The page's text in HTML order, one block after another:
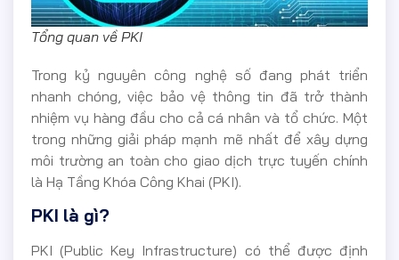
Tổng quan về PKI
Trong kỷ nguyên công nghệ số đang phát triển
nhanh chóng, việc bảo vệ thông tin đã trở thành
nhiệm vụ hàng đầu cho cả cá nhân và tổ chức. Một
trong những giải pháp mạnh mẽ nhất để xây dựng
môi trường an toàn cho giao dịch trực tuyến chính
là Hạ Tầng Khóa Công Khai (PKI).
PKI là gì?
PKI (Public Key Infrastructure) có thể được định